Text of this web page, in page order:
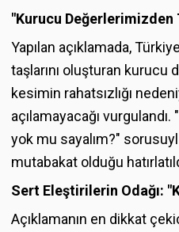
"Kurucu Değerlerimizden
Yapılan açıklamada,
taşlarını oluşturan kurucu
kesimin rahatsızlığı
açılamayacağı
yok mu sayalım?"
mutabakat olduğu
Sert Eleştirilerin Odağı:
Açıklamanın en dikkat